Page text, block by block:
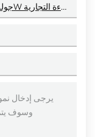
جولة قابل للتعديل بقيادة الأضواء سقف راحة 30W للإضاءة التجارية